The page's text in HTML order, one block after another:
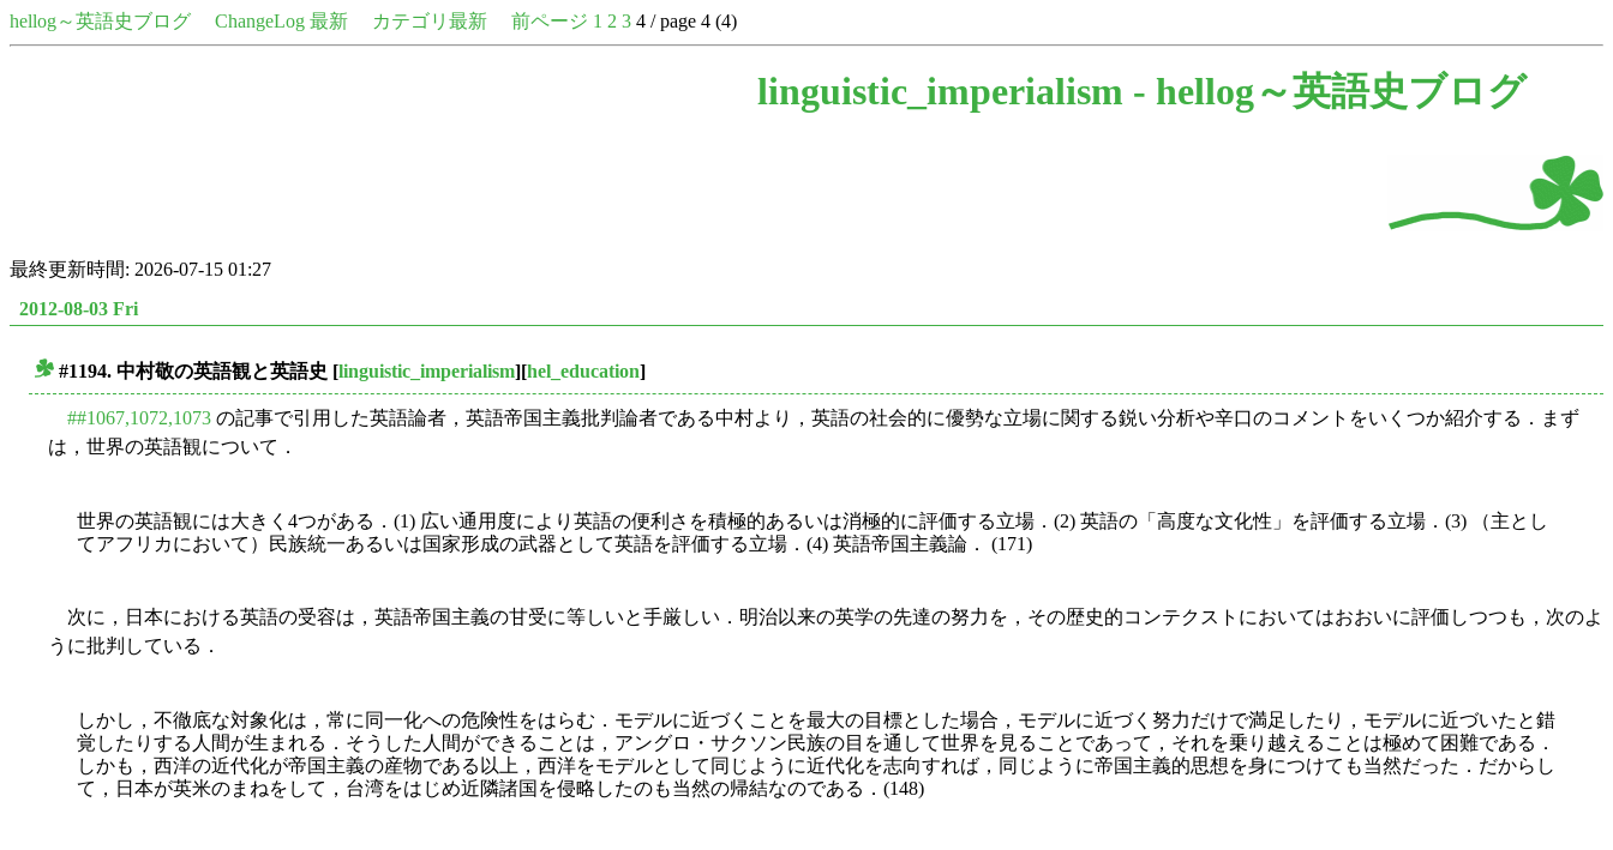
hellog～英語史ブログ ChangeLog 最新 カテゴリ最新 前ページ 1 2 3 4 / page 4 (4)
linguistic_imperialism - hellog～英語史ブログ
最終更新時間: 2026-07-15 01:27
2012-08-03 Fri
#1194. 中村敬の英語観と英語史 [linguistic_imperialism][hel_education]
##1067,1072,1073 の記事で引用した英語論者，英語帝国主義批判論者である中村より，英語の社会的に優勢な立場に関する鋭い分析や辛口のコメントをいくつか紹介する．まず
は，世界の英語観について．
世界の英語観には大きく4つがある．(1) 広い通用度により英語の便利さを積極的あるいは消極的に評価する立場．(2) 英語の「高度な文化性」を評価する立場．(3) （主とし
てアフリカにおいて）民族統一あるいは国家形成の武器として英語を評価する立場．(4) 英語帝国主義論． (171)
次に，日本における英語の受容は，英語帝国主義の甘受に等しいと手厳しい．明治以来の英学の先達の努力を，その歴史的コンテクストにおいてはおおいに評価しつつも，次のよ
うに批判している．
しかし，不徹底な対象化は，常に同一化への危険性をはらむ．モデルに近づくことを最大の目標とした場合，モデルに近づく努力だけで満足したり，モデルに近づいたと錯
覚したりする人間が生まれる．そうした人間ができることは，アングロ・サクソン民族の目を通して世界を見ることであって，それを乗り越えることは極めて困難である．
しかも，西洋の近代化が帝国主義の産物である以上，西洋をモデルとして同じように近代化を志向すれば，同じように帝国主義的思想を身につけても当然だった．だからし
て，日本が英米のまねをして，台湾をはじめ近隣諸国を侵略したのも当然の帰結なのである．(148)